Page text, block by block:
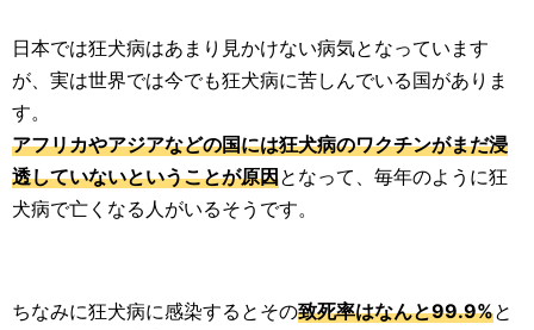
日本では狂犬病はあまり見かけない病気となっています
が、実は世界では今でも狂犬病に苦しんでいる国がありま
す。
アフリカやアジアなどの国には狂犬病のワクチンがまだ浸
透していないということが原因となって、毎年のように狂
犬病で亡くなる人がいるそうです。
ちなみに狂犬病に感染するとその致死率はなんと99.9%と